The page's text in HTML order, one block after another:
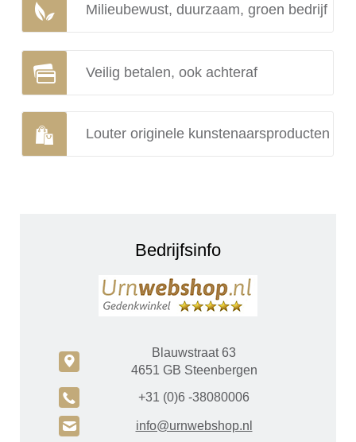
Milieubewust, duurzaam, groen bedrijf
Veilig betalen, ook achteraf
Louter originele kunstenaarsproducten
Bedrijfsinfo
c
Blauwstraat 63
4651 GB Steenbergen
A +31 (0)6 -38080006
H info@urnwebshop.nl